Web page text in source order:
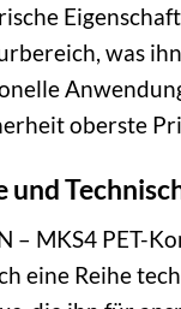
was
oberste
und
– MKS4 PET-
eine Reihe